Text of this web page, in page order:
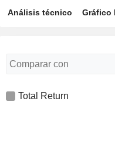
Análisis técnico Gráfico
Total Return